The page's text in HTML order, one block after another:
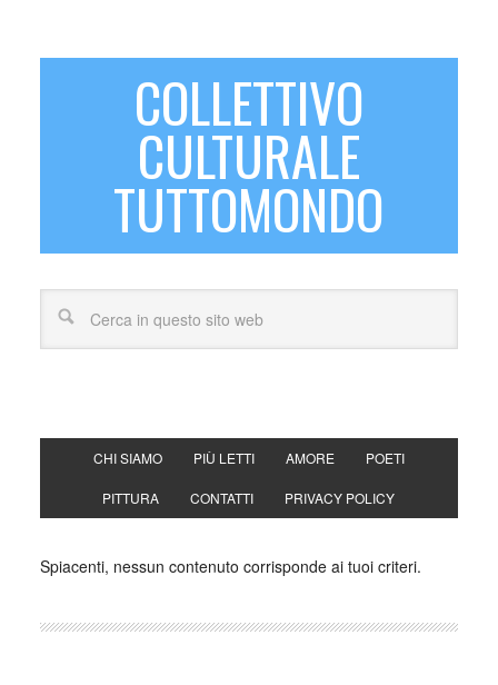
COLLETTIVO
CULTURALE
TUTTOMONDO
CHI SIAMO PIÙ LETTI AMORE POETI
PITTURA CONTATTI PRIVACY POLICY
Spiacenti, nessun contenuto corrisponde ai tuoi criteri.